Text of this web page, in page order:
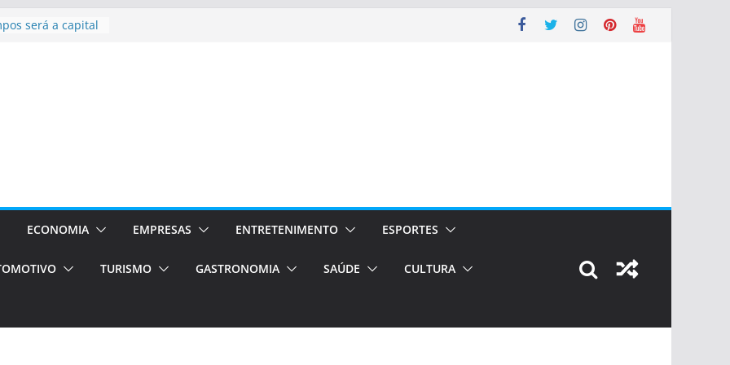
o segundo
volta!
Orientados
de transfer,
de alto padrão
ECONOMIA EMPRESAS ENTRETENIMENTO ESPORTES
TURISMO GASTRONOMIA SAÚDE CULTURA